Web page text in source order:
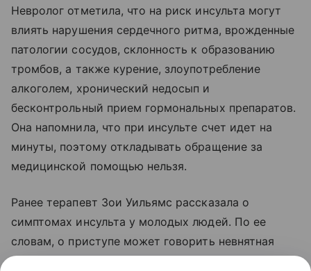
Невролог отметила, что на риск инсульта могут
влиять нарушения сердечного ритма, врожденные
патологии сосудов, склонность к образованию
тромбов, а также курение, злоупотребление
алкоголем, хронический недосып и
бесконтрольный прием гормональных препаратов.
Она напомнила, что при инсульте счет идет на
минуты, поэтому откладывать обращение за
медицинской помощью нельзя.
Ранее терапевт Зои Уильямс рассказала о
симптомах инсульта у молодых людей. По ее
словам, о приступе может говорить невнятная
речь, шаткая походка, слабость в одной руке,